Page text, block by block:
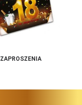
ZAPROSZENIA